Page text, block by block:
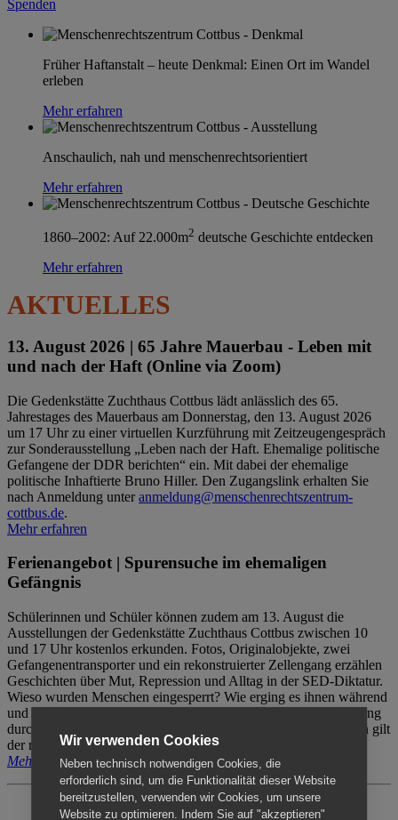
Spenden
Früher Haftanstalt – heute Denkmal: Einen Ort im Wandel
erleben
Mehr erfahren
Anschaulich, nah und menschenrechtsorientiert
Mehr erfahren
1860–2002: Auf 22.000m2 deutsche Geschichte entdecken
Mehr erfahren
AKTUELLES
13. August 2026 | 65 Jahre Mauerbau - Leben mit
und nach der Haft (Online via Zoom)
Die Gedenkstätte Zuchthaus Cottbus lädt anlässlich des 65.
Jahrestages des Mauerbaus am Donnerstag, den 13. August 2026
um 17 Uhr zu einer virtuellen Kurzführung mit Zeitzeugengespräch
zur Sonderausstellung „Leben nach der Haft. Ehemalige politische
Gefangene der DDR berichten“ ein. Mit dabei der ehemalige
politische Inhaftierte Bruno Hiller. Den Zugangslink erhalten Sie
nach Anmeldung unteranmeldung@menschenrechtszentrum-
cottbus.de.
Mehr erfahren
Ferienangebot | Spurensuche im ehemaligen
Gefängnis
Schülerinnen und Schüler können zudem am 13. August die
Ausstellungen der Gedenkstätte Zuchthaus Cottbus zwischen 10
und 17 Uhr kostenlos erkunden. Fotos, Originalobjekte, zwei
Gefangenentransporter und ein rekonstruierter Zellengang erzählen
Geschichten über Mut, Repression und Alltag in der SED-Diktatur.
Wieso wurden Menschen eingesperrt? Wie erging es ihnen während
und nach der Haft? Der Besuch erfolgt individuell ohne Betreuung
durch das Menschenrechtszentrum Cottbus. Für Begleitpersonen gilt
der reguläre Eintritt (8€ / ermäßigt 5€).
Mehr erfahren
Wir verwenden Cookies
Neben technisch notwendigen Cookies, die
erforderlich sind, um die Funktionalität dieser Website
bereitzustellen, verwenden wir Cookies, um unsere
Website zu optimieren. Indem Sie auf "akzeptieren"